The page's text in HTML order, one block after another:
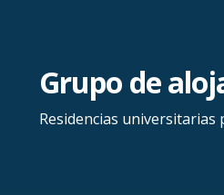
Grupo de
Residencias universitarias